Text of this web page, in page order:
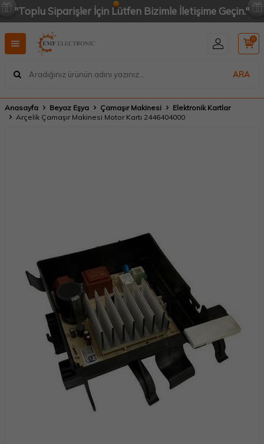
"Toplu Siparişler İçin Lütfen Bizimle İletişime Geçin."
ARA
0
Anasayfa Beyaz Eşya Çamaşır Makinesi
Elektronik Kartlar
Arçelik Çamaşır Makinesi Motor Kartı 2446404000